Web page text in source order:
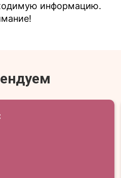
информацию.